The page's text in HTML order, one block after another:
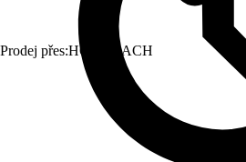
Prodej přes:HORNBACH